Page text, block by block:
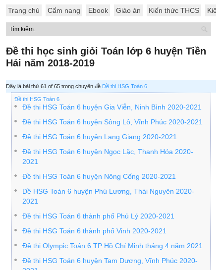
Trang chủ Cẩm nang Ebook Giáo án Kiến thức THCS
Đề thi học sinh giỏi Toán lớp 6 huyện Tiền
Hải năm 2018-2019
Đây là bài thứ 61 of 65 trong chuyên đề Đề thi HSG Toán 6
Đề thi HSG Toán 6
Đề thi HSG Toán 6 huyện Gia Viễn, Ninh Bình 2020-2021
Đề thi HSG Toán 6 huyện Sông Lô, Vĩnh Phúc 2020-2021
Đề thi HSG Toán 6 huyện Lạng Giang 2020-2021
Đề thi HSG Toán 6 huyện Ngọc Lặc, Thanh Hóa 2020-
2021
Đề thi HSG Toán 6 huyện Nông Cống 2020-2021
Đề HSG Toán 6 huyện Phú Lương, Thái Nguyên 2020-
2021
Đề thi HSG Toán 6 thành phố Phủ Lý 2020-2021
Đề thi HSG Toán 6 thành phố Vinh 2020-2021
Đề thi Olympic Toán 6 TP Hồ Chí Minh tháng 4 năm 2021
Đề thi HSG Toán 6 huyện Tam Dương, Vĩnh Phúc 2020-